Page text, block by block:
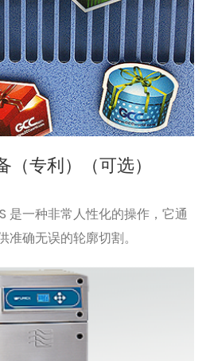
（专利）（可选）
是一种非常人性化的操作，它通
确无误的轮廓切割。